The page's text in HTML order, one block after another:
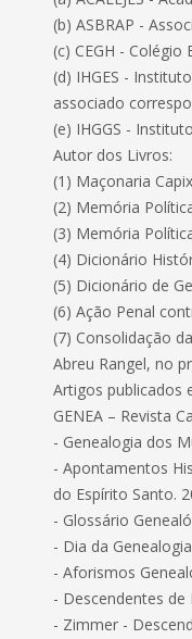
(b) ASBRAP -
(c) CEGH - Colégio
(d) IHGES -
associado
(e) IHGGS -
Autor dos Livros:
(1) Maçonaria
(2) Memória
(3) Memória
(4) Dicionário
(5) Dicionário de
(6) Ação Penal
(7) Consolidação
Abreu Rangel, no
Artigos publicados
GENEA – Revista
- Genealogia dos
- Apontamentos
do Espírito Santo.
- Glossário
- Dia da
- Aforismos
- Descendentes de
- Zimmer -